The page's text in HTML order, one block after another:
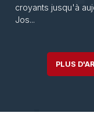
croyants jusqu'à
Jos...
PLUS